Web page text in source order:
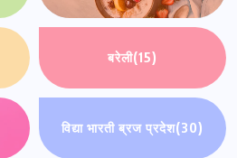
बरेली(15)
विद्या भारती ब्रज प्रदेश(30)